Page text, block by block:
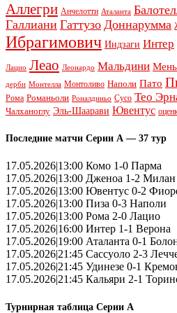
Аллегри Анчелотти Аталанта
Галлиани Гаттузо Доннарумма
Ибрагимович Индзаги Интер
Лацио Леао Леонардо Мальдини
дерби Монтелла Монтоливо Наполи Пато
Рома Романьоли Роналдиньо Сусо Тео
Чалханоглу Эль-Шаарави Ювентус
Последние матчи Серии А — 37 тур
17.05.2026|13:00 Комо 1-0 Парма
17.05.2026|13:00 Дженоа 1-2 Милан
17.05.2026|13:00 Ювентус 0-2
17.05.2026|13:00 Пиза 0-3 Наполи
17.05.2026|13:00 Рома 2-0 Лацио
17.05.2026|16:00 Интер 1-1 Верона
17.05.2026|19:00 Аталанта 0-1
17.05.2026|21:45 Сассуоло 2-3
17.05.2026|21:45 Удинезе 0-1
17.05.2026|21:45 Кальяри 2-1
Турнирная таблица Серии А